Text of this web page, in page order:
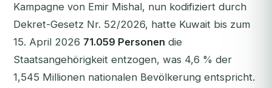
Kampagne von Emir Mishal, nun kodifiziert durch
Dekret-Gesetz Nr. 52/2026, hatte Kuwait bis zum
15. April 2026 71.059 Personen die
Staatsangehörigkeit entzogen, was 4,6 % der
1,545 Millionen nationalen Bevölkerung entspricht.